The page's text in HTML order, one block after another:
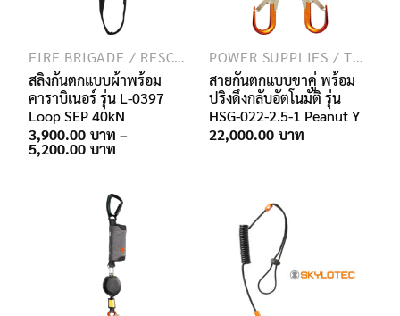
FIRE BRIGADE / RESCUE / SPECIAL FORCES
สลิงกันตกแบบผ้าพร้อม
คาราบิเนอร์ รุ่น L-0397
Loop SEP 40kN
3,900.00
–
5,200.00
through
5,200.00฿
POWER SUPPLIES / TRANSMISSION / TELECOMMUNICATION
สายกันตกแบบขาคู่ พร้อม
ปริงดึงกลับอัตโนมัติ รุ่น
HSG-022-2.5-1 Peanut Y
22,000.00